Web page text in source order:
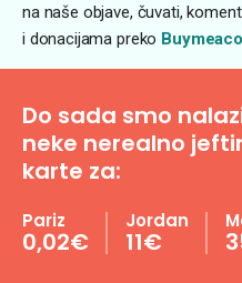
na naše objave, čuvati,
i donacijama preko
Do sada smo
neke nerealno
karte za:
Pariz
0,02€
Jordan
11€